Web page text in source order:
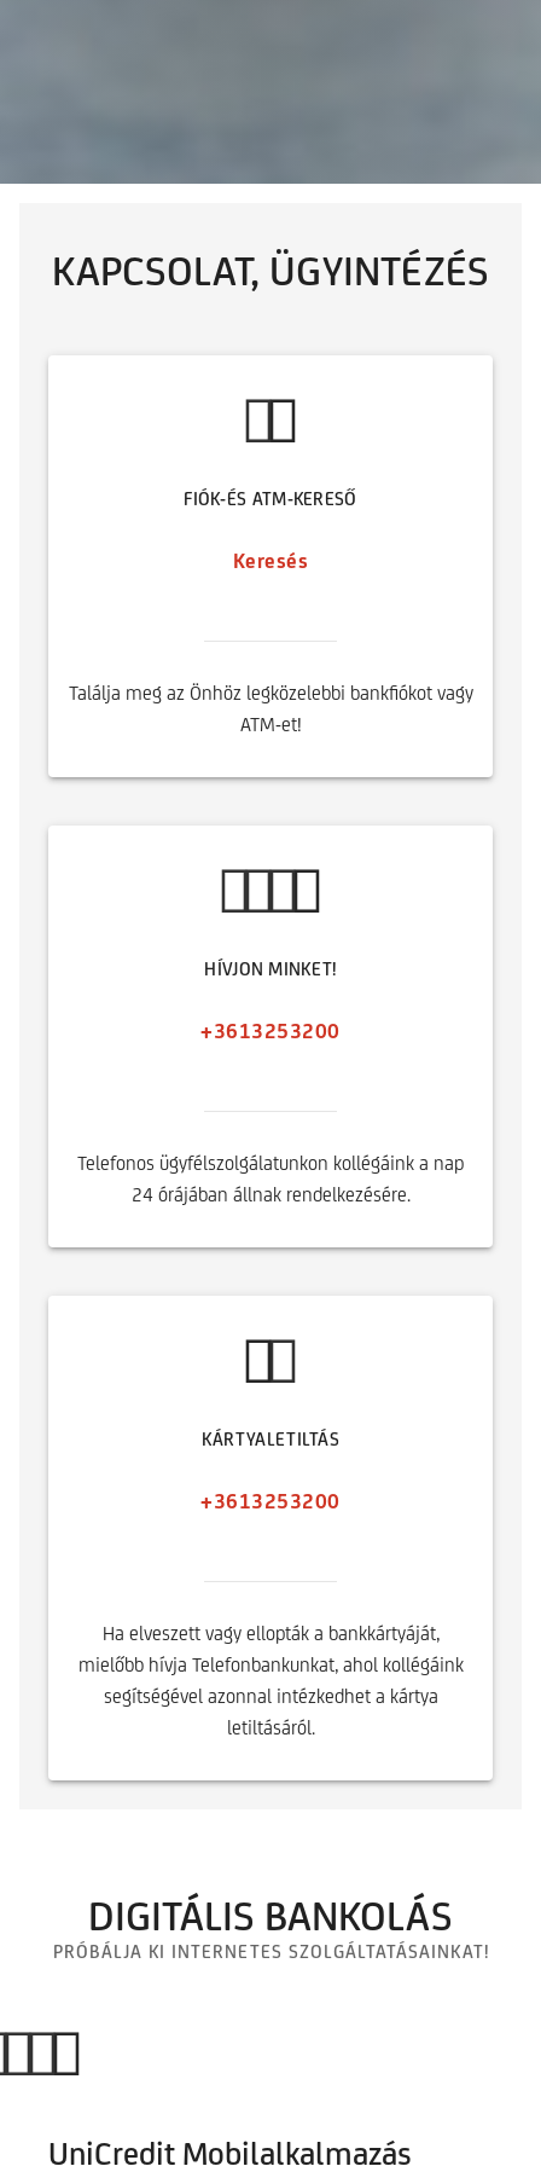
KAPCSOLAT, ÜGYINTÉZÉS
FIÓK-ÉS ATM-KERESŐ
Keresés
Találja meg az Önhöz legközelebbi bankfiókot vagy
ATM-et!
HÍVJON MINKET!
+3613253200
Telefonos ügyfélszolgálatunkon kollégáink a nap
24 órájában állnak rendelkezésére.
KÁRTYALETILTÁS
+3613253200
Ha elveszett vagy ellopták a bankkártyáját,
mielőbb hívja Telefonbankunkat, ahol kollégáink
segítségével azonnal intézkedhet a kártya
letiltásáról.
DIGITÁLIS BANKOLÁS
PRÓBÁLJA KI INTERNETES SZOLGÁLTATÁSAINKAT!
UniCredit Mobilalkalmazás